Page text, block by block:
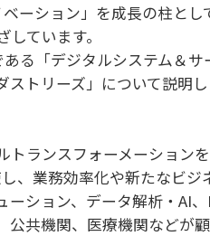
ーション」を成長の柱と
ています。
る「デジタルシステム＆
トリーズ」について説明し
ランスフォーメーション
、業務効率化や新たなビジ
ーション、データ解析・AI
共機関、医療機関などが顧